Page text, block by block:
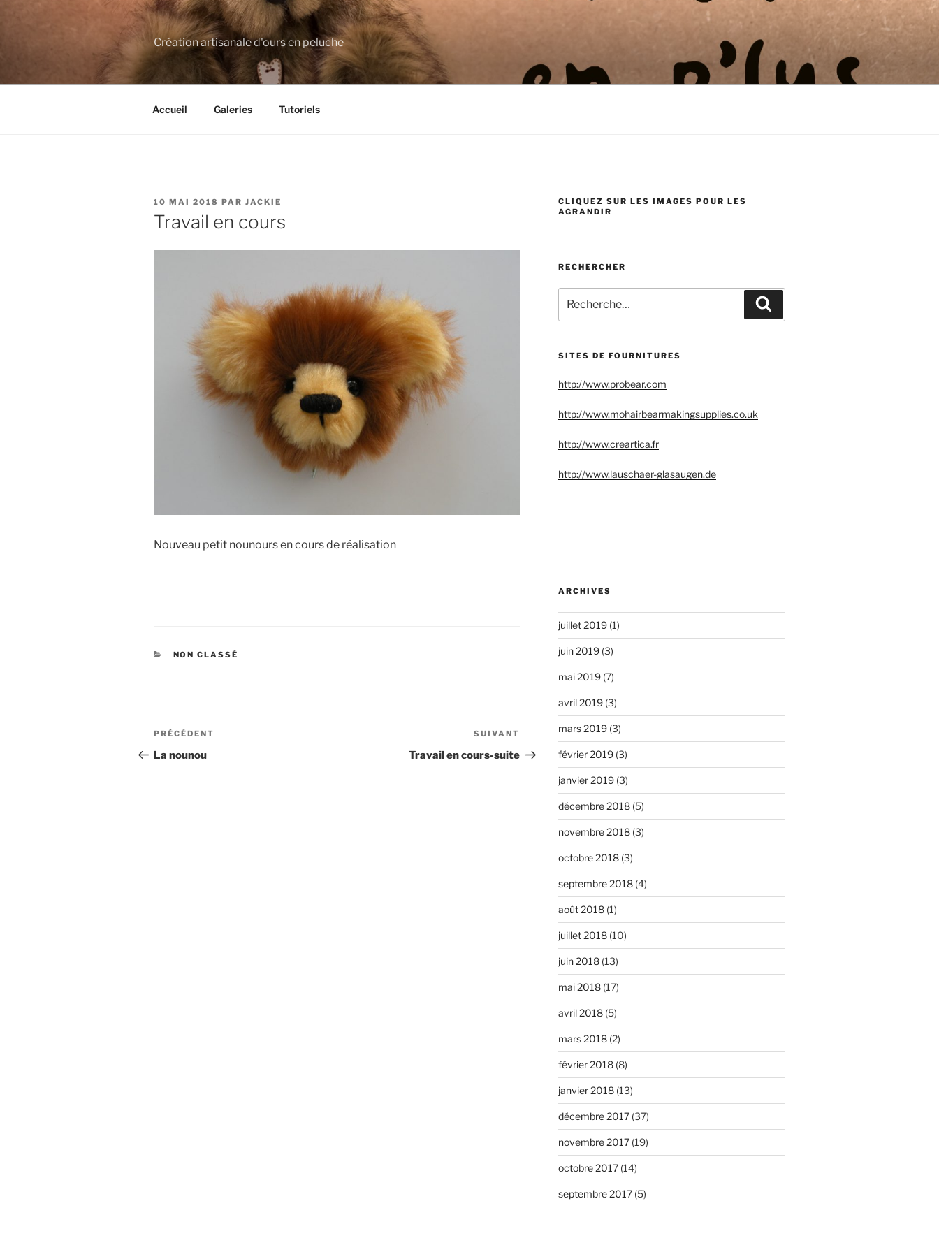
Création artisanale d'ours en peluche
Accueil Galeries Tutoriels
PUBLIÉ
LE
10 MAI 2018 PAR JACKIE
Travail en cours
Nouveau petit nounours en cours de réalisation
CATÉGORIES
NON CLASSÉ
Navigation
de
Article
précédent
PRÉCÉDENT
La nounou
suivant
SUIVANT
Travail en cours-suite
CLIQUEZ SUR LES IMAGES POUR LES
AGRANDIR
RECHERCHER
pour
SITES DE FOURNITURES
http://www.probear.com
http://www.mohairbearmakingsupplies.co.uk
http://www.creartica.fr
http://www.lauschaer-glasaugen.de
ARCHIVES
juillet 2019(1)
juin 2019(3)
mai 2019(7)
avril 2019(3)
mars 2019(3)
février 2019(3)
janvier 2019(3)
décembre 2018(5)
novembre 2018(3)
octobre 2018(3)
septembre 2018(4)
août 2018(1)
juillet 2018(10)
juin 2018(13)
mai 2018(17)
avril 2018(5)
mars 2018(2)
février 2018(8)
janvier 2018(13)
décembre 2017(37)
novembre 2017(19)
octobre 2017(14)
septembre 2017(5)